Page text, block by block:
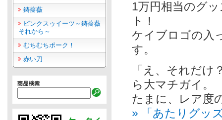
鋳薔薇
ピンクスゥイーツ～鋳薔薇
それから～
むちむちポーク！
赤い刀
1万円相当のグ
ト！
ケイブロゴの入
す。
「え、それだ
ら大マチガイ。
たまに、レア度
» 「あたりグッ